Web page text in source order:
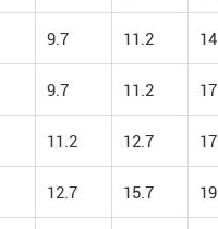
9.7 11.2
9.7 11.2 17
11.2 12.7
12.7 15.7 19